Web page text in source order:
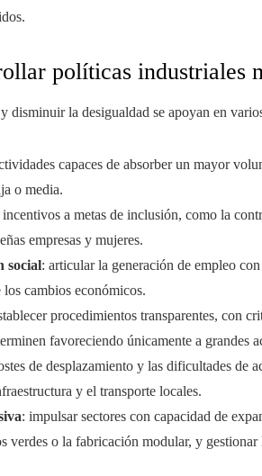
políticas industriales
disminuir la desigualdad se apoyan en
capaces de absorber un mayor
o media.
incentivos a metas de inclusión, como la
empresas y mujeres.
social: articular la generación de empleo
cambios económicos.
procedimientos transparentes, con
favoreciendo únicamente a grandes
de desplazamiento y las dificultades de
y el transporte locales.
: impulsar sectores con capacidad de
verdes o la fabricación modular, y